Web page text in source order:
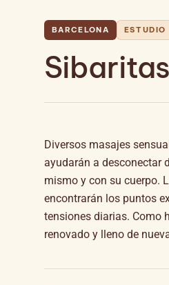
BARCELONA ESTUDIO
Diversos masajes
ayudarán a desconectar
mismo y con su cuerpo.
encontrarán los puntos
tensiones diarias. Como
renovado y lleno de